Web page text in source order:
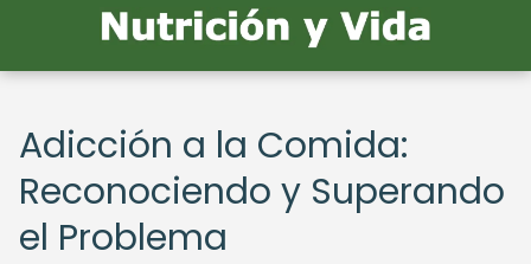
Adicción a la Comida:
Reconociendo y Superando
el Problema